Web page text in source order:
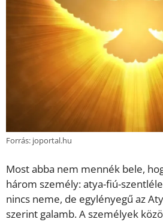
Forrás: joportal.hu
Most abba nem mennék bele,
három személy: atya-fiú-
nincs neme, de egylényegű az
szerint galamb. A személyek